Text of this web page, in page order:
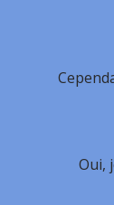
Oui,